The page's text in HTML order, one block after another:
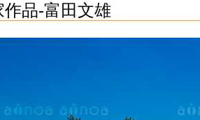
作品-富田文雄